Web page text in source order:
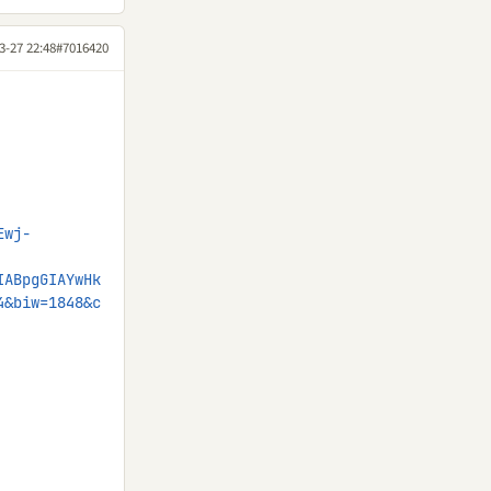
27 22:48#7016420